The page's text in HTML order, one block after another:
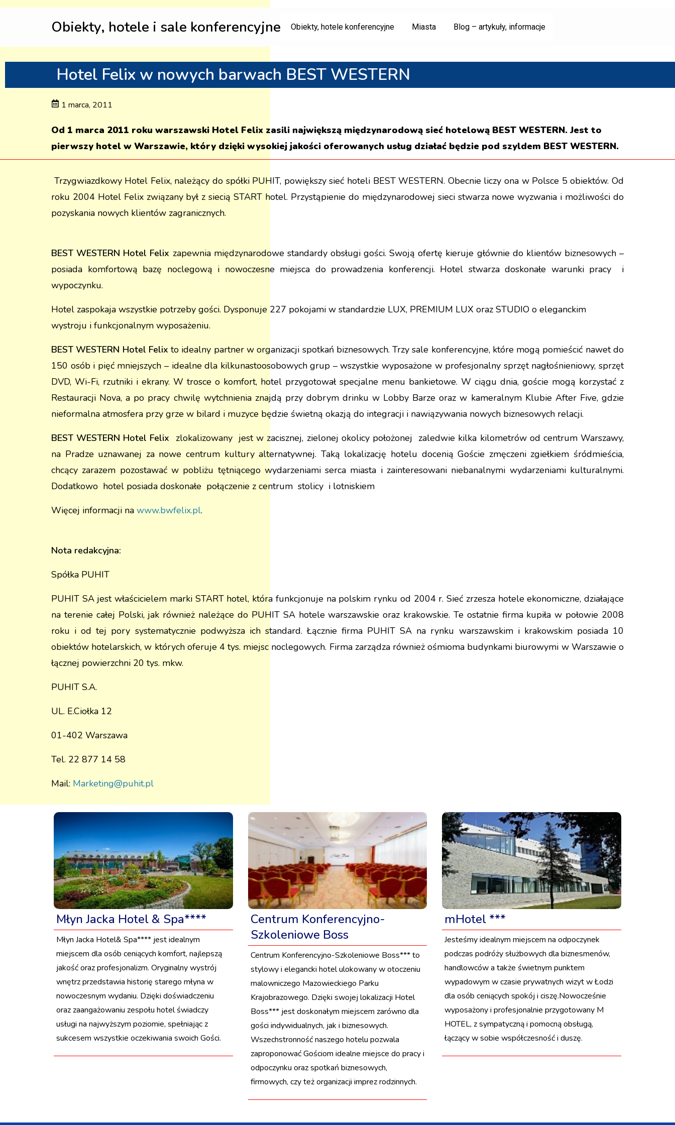
Obiekty, hotele i sale konferencyjne Obiekty, hotele konferencyjne Miasta Blog – artykuły, informacje
Hotel Felix w nowych barwach BEST WESTERN
1 marca, 2011
Od 1 marca 2011 roku warszawski Hotel Felix zasili największą międzynarodową sieć hotelową BEST WESTERN. Jest to
pierwszy hotel w Warszawie, który dzięki wysokiej jakości oferowanych usług działać będzie pod szyldem BEST WESTERN.
Trzygwiazdkowy Hotel Felix, należący do spółki PUHIT, powiększy sieć hoteli BEST WESTERN. Obecnie liczy ona w Polsce 5 obiektów. Od
roku 2004 Hotel Felix związany był z siecią START hotel. Przystąpienie do międzynarodowej sieci stwarza nowe wyzwania i możliwości do
pozyskania nowych klientów zagranicznych.
BEST WESTERN Hotel Felix zapewnia międzynarodowe standardy obsługi gości. Swoją ofertę kieruje głównie do klientów biznesowych –
posiada komfortową bazę noclegową i nowoczesne miejsca do prowadzenia konferencji. Hotel stwarza doskonałe warunki pracy i
wypoczynku.
Hotel zaspokaja wszystkie potrzeby gości. Dysponuje 227 pokojami w standardzie LUX, PREMIUM LUX oraz STUDIO o eleganckim
wystroju i funkcjonalnym wyposażeniu.
BEST WESTERN Hotel Felixto idealny partner w organizacji spotkań biznesowych. Trzy sale konferencyjne, które mogą pomieścić nawet do
150 osób i pięć mniejszych – idealne dla kilkunastoosobowych grup – wszystkie wyposażone w profesjonalny sprzęt nagłośnieniowy, sprzęt
DVD, Wi-Fi, rzutniki i ekrany. W trosce o komfort, hotel przygotował specjalne menu bankietowe. W ciągu dnia, goście mogą korzystać z
Restauracji Nova, a po pracy chwilę wytchnienia znajdą przy dobrym drinku w Lobby Barze oraz w kameralnym Klubie After Five, gdzie
nieformalna atmosfera przy grze w bilard i muzyce będzie świetną okazją do integracji i nawiązywania nowych biznesowych relacji.
BEST WESTERN Hotel Felix zlokalizowany jest w zacisznej, zielonej okolicy położonej zaledwie kilka kilometrów od centrum Warszawy,
na Pradze uznawanej za nowe centrum kultury alternatywnej. Taką lokalizację hotelu docenią Goście zmęczeni zgiełkiem śródmieścia,
chcący zarazem pozostawać w pobliżu tętniącego wydarzeniami serca miasta i zainteresowani niebanalnymi wydarzeniami kulturalnymi.
Dodatkowo hotel posiada doskonałe połączenie z centrum stolicy i lotniskiem
Więcej informacji na www.bwfelix.pl.
Nota redakcyjna:
Spółka PUHIT
PUHIT SA jest właścicielem marki START hotel, która funkcjonuje na polskim rynku od 2004 r. Sieć zrzesza hotele ekonomiczne, działające
na terenie całej Polski, jak również należące do PUHIT SA hotele warszawskie oraz krakowskie. Te ostatnie firma kupiła w połowie 2008
roku i od tej pory systematycznie podwyższa ich standard. Łącznie firma PUHIT SA na rynku warszawskim i krakowskim posiada 10
obiektów hotelarskich, w których oferuje 4 tys. miejsc noclegowych. Firma zarządza również ośmioma budynkami biurowymi w Warszawie o
łącznej powierzchni 20 tys. mkw.
PUHIT S.A.
UL. E.Ciołka 12
01-402 Warszawa
Tel. 22 877 14 58
Mail: Marketing@puhit.pl
Młyn Jacka Hotel & Spa****
Młyn Jacka Hotel& Spa**** jest idealnym
miejscem dla osób ceniących komfort, najlepszą
jakość oraz profesjonalizm. Oryginalny wystrój
wnętrz przedstawia historię starego młyna w
nowoczesnym wydaniu. Dzięki doświadczeniu
oraz zaangażowaniu zespołu hotel świadczy
usługi na najwyższym poziomie, spełniając z
sukcesem wszystkie oczekiwania swoich Gości.
Centrum Konferencyjno-
Szkoleniowe Boss
Centrum Konferencyjno-Szkoleniowe Boss*** to
stylowy i elegancki hotel ulokowany w otoczeniu
malowniczego Mazowieckiego Parku
Krajobrazowego. Dzięki swojej lokalizacji Hotel
Boss*** jest doskonałym miejscem zarówno dla
gości indywidualnych, jak i biznesowych.
Wszechstronność naszego hotelu pozwala
zaproponować Gościom idealne miejsce do pracy i
odpoczynku oraz spotkań biznesowych,
firmowych, czy też organizacji imprez rodzinnych.
mHotel ***
Jesteśmy idealnym miejscem na odpoczynek
podczas podróży służbowych dla biznesmenów,
handlowców a także świetnym punktem
wypadowym w czasie prywatnych wizyt w Łodzi
dla osób ceniących spokój i ciszę.Nowocześnie
wyposażony i profesjonalnie przygotowany M
HOTEL, z sympatyczną i pomocną obsługą,
łączący w sobie współczesność i duszę.